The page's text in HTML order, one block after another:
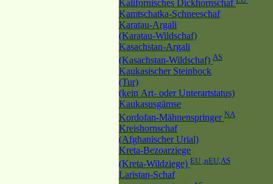
Kalifornisches Dickhornschaf
Kamtschatka-Schneeschaf
Karatau-Argali
(Karatau-Wildschaf)
Kasachstan-Argali
(Kasachstan-Wildschaf) AS
Kaukasischer Steinbock
(Tur)
(kein Art- oder Unterartstatus)
Kaukasusgämse
Kordofan-Mähnenspringer NA
Kreishornschaf
(Afghanischer Urial)
Kreta-Bezoarziege
(Kreta-Wildziege) EU ,nEU,AS
Laristan-Schaf